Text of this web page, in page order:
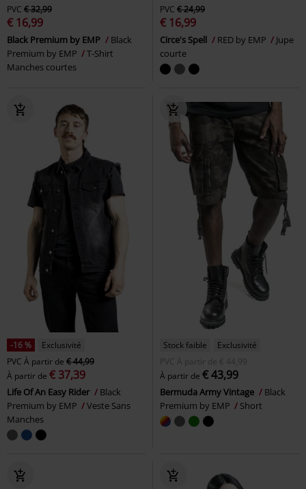
PVC € 32,99
€ 16,99
Black Premium by EMP
Black
Premium by EMP
T-Shirt
Manches courtes
PVC € 24,99
€ 16,99
Circe's Spell RED by EMP
Jupe
courte
-16 %
Exclusivité
PVC À partir de € 44,99
À partir de € 37,39
Life Of An Easy Rider
Black
Premium by EMP
Veste Sans
Manches
Stock faible
Exclusivité
PVC
À partir de € 44,99
À partir de € 43,99
Bermuda Army Vintage
Black
Premium by EMP
Short